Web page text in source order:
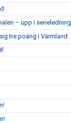
– upp i serieledning
tre poäng i Värmland